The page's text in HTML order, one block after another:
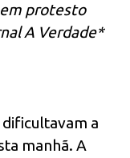
protesto
A Verdade*
a
manhã. A